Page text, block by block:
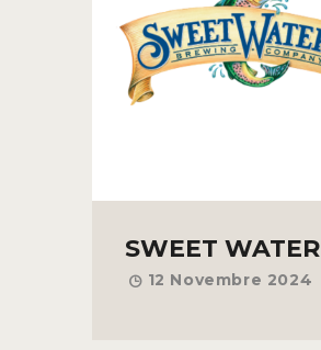
SWEET WATER
12 Novembre 2024